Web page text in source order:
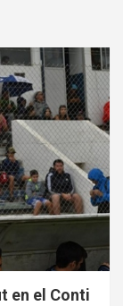
en el Conti